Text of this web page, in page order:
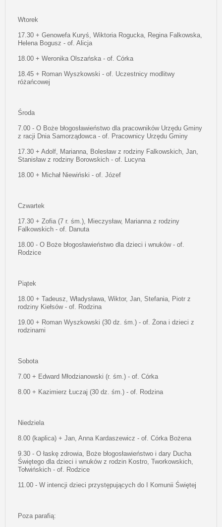
Wtorek
17.30 + Genowefa Kuryś, Wiktoria Rogucka, Regina Falkowska,
Helena Bogusz - of. Alicja
18.00 + Weronika Olszańska - of. Córka
18.45 + Roman Wyszkowski - of. Uczestnicy modlitwy
różańcowej
Środa
7.00 - O Boże błogosławieństwo dla pracowników Urzędu Gminy
z racji Dnia Samorządowca - of. Pracownicy Urzędu Gminy
17.30 + Adolf, Marianna, Bolesław z rodziny Falkowskich, Jan,
Stanisław z rodziny Borowskich - of. Lucyna
18.00 + Michał Niewiński - of. Józef
Czwartek
17.30 + Zofia (7 r. śm.), Mieczysław, Marianna z rodziny
Falkowskich - of. Danuta
18.00 - O Boże błogosławieństwo dla dzieci i wnuków - of.
Rodzice
Piątek
18.00 + Tadeusz, Władysława, Wiktor, Jan, Stefania, Piotr z
rodziny Kiełsów - of. Rodzina
19.00 + Roman Wyszkowski (30 dz. śm.) - of. Żona i dzieci z
rodzinami
Sobota
7.00 + Edward Młodzianowski (r. śm.) - of. Córka
8.00 + Kazimierz Łuczaj (30 dz. śm.) - of. Rodzina
Niedziela
8.00 (kaplica) + Jan, Anna Kardaszewicz - of. Córka Bożena
9.30 - O łaskę zdrowia, Boże błogosławieństwo i dary Ducha
Świętego dla dzieci i wnuków z rodzin Kostro, Tworkowskich,
Tołwińskich - of. Rodzice
11.00 - W intencji dzieci przystępujących do I Komunii Świętej
Poza parafią: